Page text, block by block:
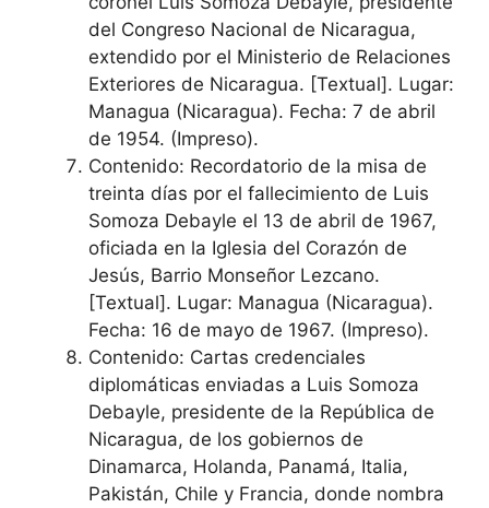
del Congreso Nacional de Nicaragua,
extendido por el Ministerio de Relaciones
Exteriores de Nicaragua. [Textual]. Lugar:
Managua (Nicaragua). Fecha: 7 de abril
de 1954. (Impreso).
Contenido: Recordatorio de la misa de
treinta días por el fallecimiento de Luis
Somoza Debayle el 13 de abril de 1967,
oficiada en la Iglesia del Corazón de
Jesús, Barrio Monseñor Lezcano.
[Textual]. Lugar: Managua (Nicaragua).
Fecha: 16 de mayo de 1967. (Impreso).
Contenido: Cartas credenciales
diplomáticas enviadas a Luis Somoza
Debayle, presidente de la República de
Nicaragua, de los gobiernos de
Dinamarca, Holanda, Panamá, Italia,
Pakistán, Chile y Francia, donde nombra